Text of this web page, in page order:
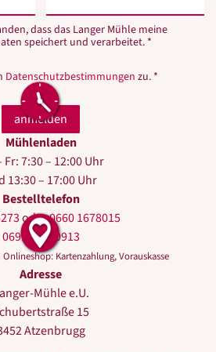
dass das Langer Mühle meine
speichert und verarbeitet. *
Datenschutzbestimmungen zu. *
Mühlenladen
Fr: 7:30 – 12:00 Uhr
13:30 – 17:00 Uhr
Bestelltelefon
oder0660 1678015
0699 10440913
Kartenzahlung, Vorauskasse
Adresse
Mühle e.U.
15
Atzenbrugg